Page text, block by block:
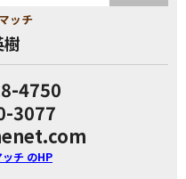
ッチ
樹
4750
3077
チ のHP